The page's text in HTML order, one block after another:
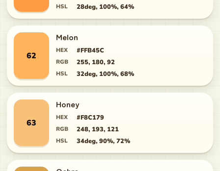
HSL 28deg, 100%, 64%
62
Melon
HEX #FFB45C
RGB 255, 180, 92
HSL 32deg, 100%, 68%
63
Honey
HEX #F8C179
RGB 248, 193, 121
HSL 34deg, 90%, 72%